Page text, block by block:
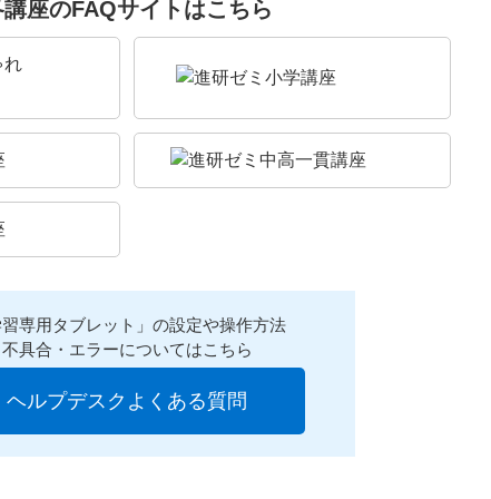
座のFAQサイトはこちら
専用タブレット」の設定や操作方法
不具合・エラーについてはこちら
ヘルプデスクよくある質問